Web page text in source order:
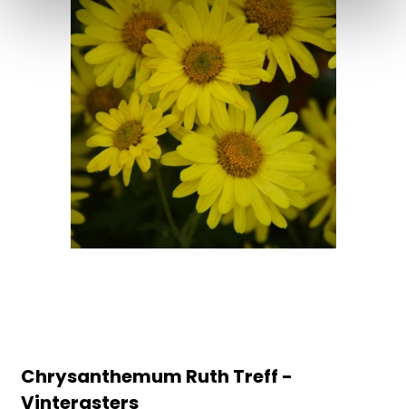
Chrysanthemum Ruth Treff -
Vinterasters